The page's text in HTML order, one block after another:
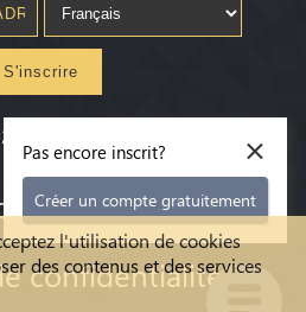
l'utilisation de cookies
des contenus et des services
S'inscrire
Générales
confidentialité
×
Pas encore inscrit?
Créer un compte gratuitement